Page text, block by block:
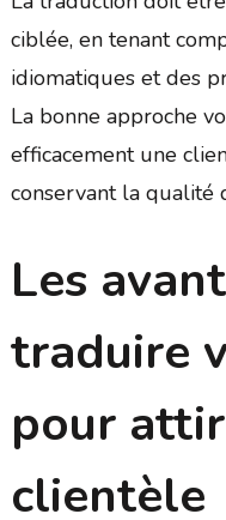
ciblée, en tenant
idiomatiques et des
La bonne approche
efficacement une
conservant la qualité
Les
traduire
pour
clientèle